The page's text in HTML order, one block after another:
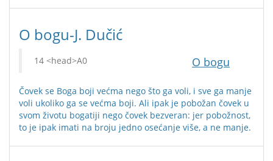
O bogu-J. Dučić
O bogu
Čovek se Boga boji većma nego što ga voli, i sve ga manje
voli ukoliko ga se većma boji. Ali ipak je pobožan čovek u
svom životu bogatiji nego čovek bezveran: jer pobožnost,
to je ipak imati na broju jedno osećanje više, a ne manje.